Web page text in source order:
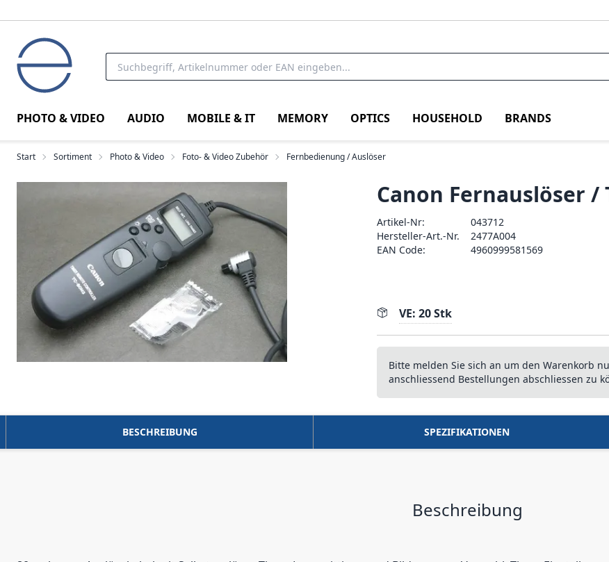
PHOTO & VIDEO AUDIO MOBILE & IT MEMORY OPTICS HOUSEHOLD BRANDS
Start Sortiment Photo & Video Foto- & Video Zubehör Fernbedienung / Auslöser
Canon Fernauslöser /
Artikel-Nr:
043712
Hersteller-Art.-Nr.
2477A004
EAN Code:
4960999581569
VE: 20 Stk
Bitte melden Sie sich an um den Warenkorb
anschliessend Bestellungen abschliessen zu
BESCHREIBUNG SPEZIFIKATIONEN
Beschreibung